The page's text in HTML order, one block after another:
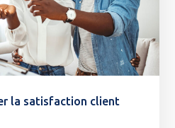
la satisfaction client